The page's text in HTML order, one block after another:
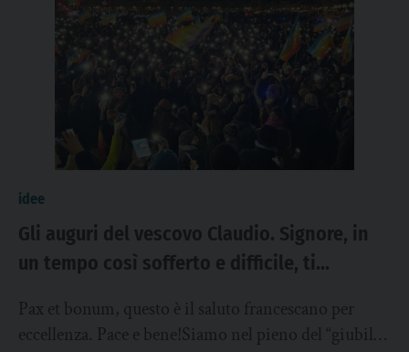
idee
Gli auguri del vescovo Claudio. Signore, in
un tempo così sofferto e difficile, ti
Pax et bonum, questo è il saluto francescano per
eccellenza. Pace e bene!Siamo nel pieno del “giubileo